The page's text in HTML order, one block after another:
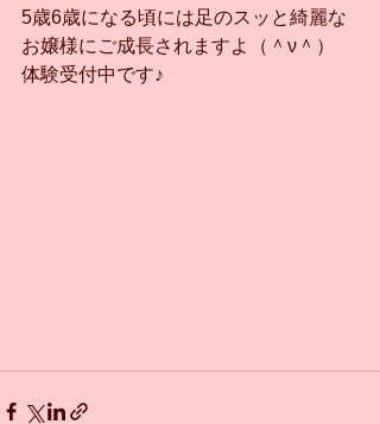
5歳6歳になる頃には足のスッと綺麗な
お嬢様にご成長されますよ（＾ν＾）
体験受付中です♪